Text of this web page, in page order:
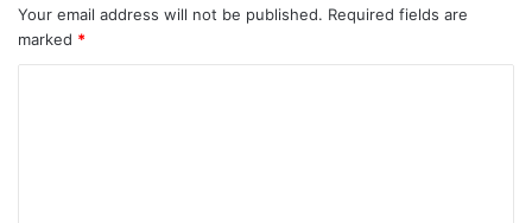
Your email address will not be published. Required fields are
marked *